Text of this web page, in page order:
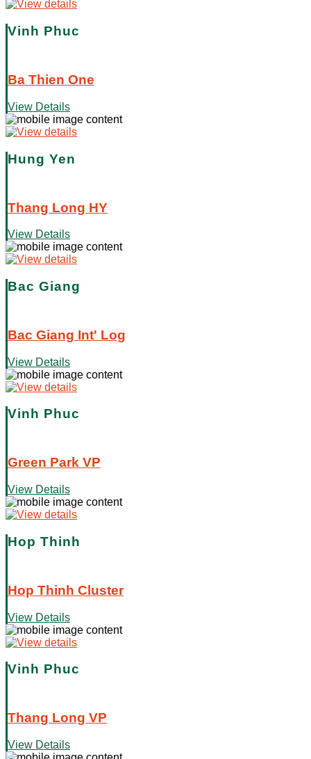
Vinh Phuc
Ba Thien One
View Details
Hung Yen
Thang Long HY
View Details
Bac Giang
Bac Giang Int' Log
View Details
Vinh Phuc
Green Park VP
View Details
Hop Thinh
Hop Thinh Cluster
View Details
Vinh Phuc
Thang Long VP
View Details